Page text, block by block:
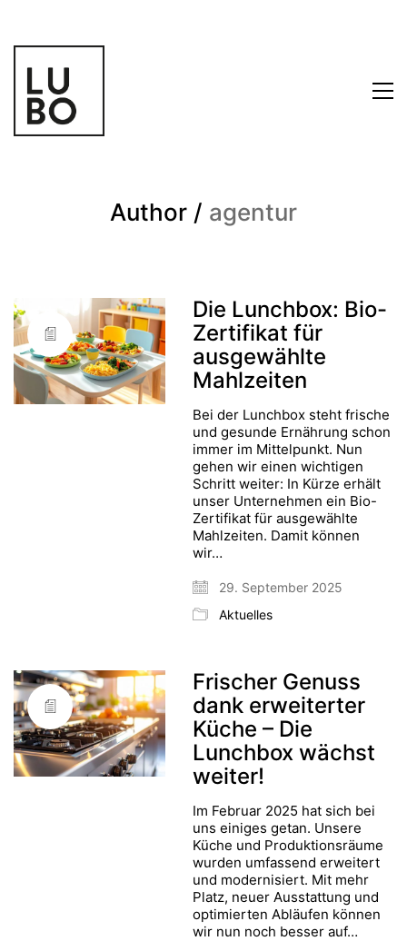
Author / agentur
Die Lunchbox: Bio-
Zertifikat für
ausgewählte
Mahlzeiten
Bei der Lunchbox steht frische
und gesunde Ernährung schon
immer im Mittelpunkt. Nun
gehen wir einen wichtigen
Schritt weiter: In Kürze erhält
unser Unternehmen ein Bio-
Zertifikat für ausgewählte
Mahlzeiten. Damit können
wir…
29. September 2025
Aktuelles
Frischer Genuss
dank erweiterter
Küche – Die
Lunchbox wächst
weiter!
Im Februar 2025 hat sich bei
uns einiges getan. Unsere
Küche und Produktionsräume
wurden umfassend erweitert
und modernisiert. Mit mehr
Platz, neuer Ausstattung und
optimierten Abläufen können
wir nun noch besser auf…